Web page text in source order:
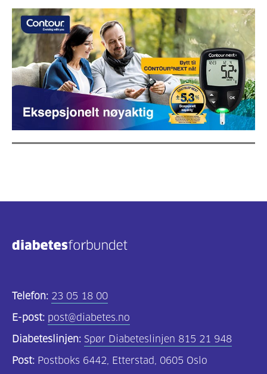
Telefon: 23 05 18 00
E-post: post@diabetes.no
Diabeteslinjen: Spør Diabeteslinjen 815 21 948
Post: Postboks 6442, Etterstad, 0605 Oslo